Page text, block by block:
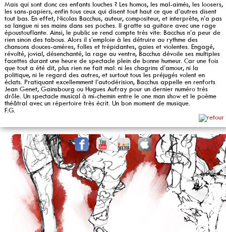
Mais qui sont donc ces enfants louches ? Les homos, les mal-aimés, les loosers,
les sans-papiers, enfin tous ceux qui disent tout haut ce que d’autres disent
tout bas. En effet, Nicolas Bacchus, auteur, compositeur, et interprète, n’a pas
sa langue ni ses mains dans ses poches. Il gratte sa guitare avec une rage
époustouflante. Ainsi, le public se rend compte très vite: Bacchus n’a peur de
rien sinon des tabous. Alors il s’emploie à les détruire au rythme des
chansons douces-amères, folles et trépidantes, gaies et violentes. Engagé,
révolté, jovial, désenchanté, la rage au ventre, Bacchus dévoile ses multiples
facettes durant une heure de spectacle plein de bonne humeur. Car une fois
que tout a été dit, plus rien ne fait mal: ni les chagrins d’amour, ni la
politique, ni le regard des autres, et surtout tous les préjugés volent en
éclats. Pratiquant excellemment l’autodérision, Bacchus appelle en renforts
Jean Genet, Gainsbourg ou Hugues Aufray pour un dernier numéro très
drôle. Un spectacle musical à mi-chemin entre le one man show et le poème
théâtral avec un répertoire très écrit. Un bon moment de musique.
F.G.